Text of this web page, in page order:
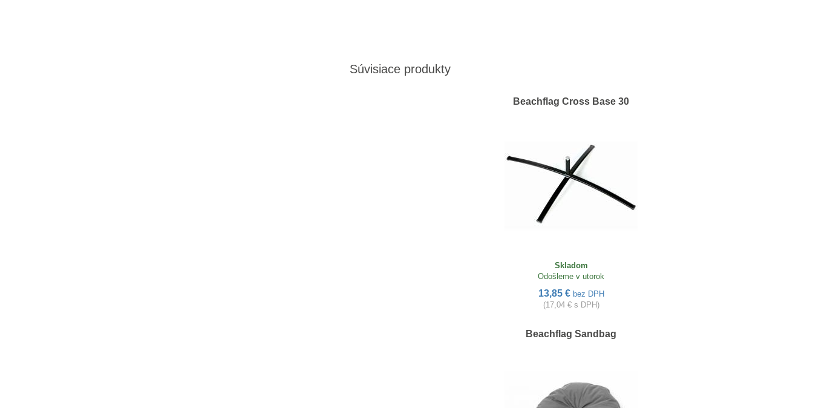
Súvisiace produkty
Beachflag Cross Base 30
Skladom
Odošleme v utorok
13,85 € bez DPH
(17,04 € s DPH)
Beachflag Sandbag